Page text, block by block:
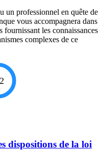
un professionnel en quête de
vous accompagnera dans
fournissant les connaissances
complexes de ce
dispositions de la loi